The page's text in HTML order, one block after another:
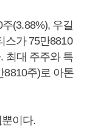
(3.88%), 우길
스가 75만8810
최대 주주와 특
8810주)로 아톤
뿐이다.